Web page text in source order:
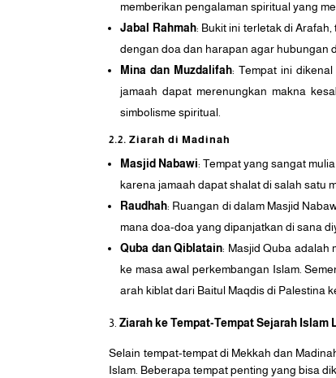
memberikan pengalaman spiritual yang
Jabal Rahmah: Bukit ini terletak di
dengan doa dan harapan agar hubungan
Mina dan Muzdalifah: Tempat ini
jamaah dapat merenungkan makna
simbolisme spiritual.
2.2. Ziarah di Madinah
Masjid Nabawi: Tempat yang sangat
karena jamaah dapat shalat di salah satu
Raudhah: Ruangan di dalam Masjid
mana doa-doa yang dipanjatkan di sana
Quba dan Qiblatain: Masjid Quba adalah
ke masa awal perkembangan Islam.
arah kiblat dari Baitul Maqdis di Palestina
Ziarah ke Tempat-Tempat Sejarah Islam
Selain tempat-tempat di Mekkah dan
Islam. Beberapa tempat penting yang bisa